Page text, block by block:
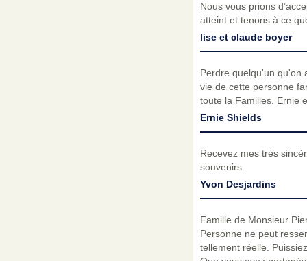
Nous vous prions
atteint et tenons à ce
lise et claude boyer
Perdre quelqu'un qu'on
vie de cette personne
toute la Familles. Ernie
Ernie Shields
Recevez mes très
souvenirs.
Yvon Desjardins
Famille de Monsieur
Personne ne peut
tellement réelle.